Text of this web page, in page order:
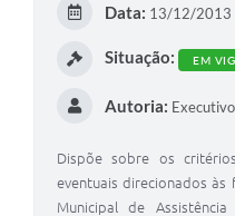
Data: 13/12/2013
Situação: EM
Autoria: Executivo
Dispõe sobre os
eventuais direcionados às
Municipal de